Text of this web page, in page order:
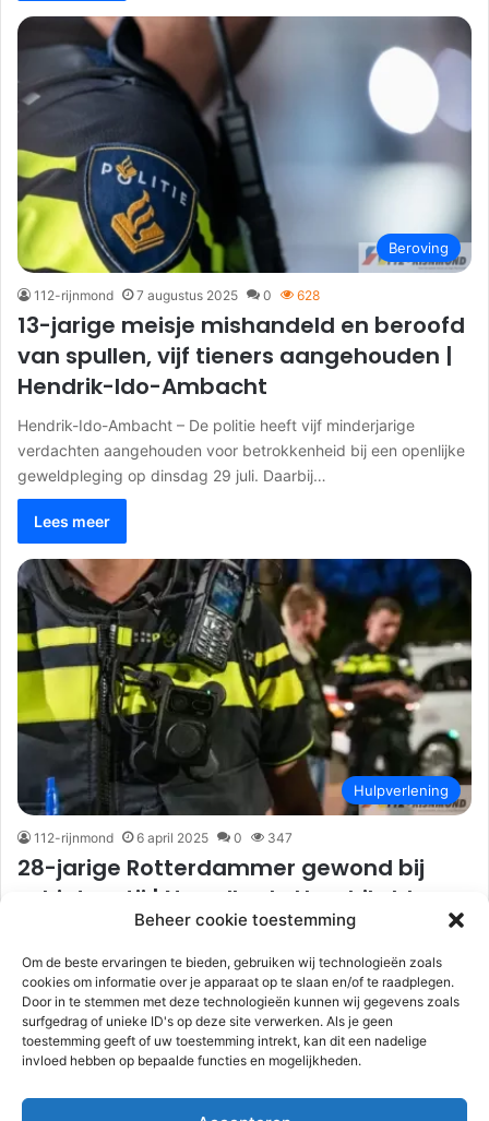
Beheer cookie toestemming
Om de beste ervaringen te bieden, gebruiken wij technologieën zoals
cookies om informatie over je apparaat op te slaan en/of te raadplegen.
Door in te stemmen met deze technologieën kunnen wij gegevens zoals
surfgedrag of unieke ID's op deze site verwerken. Als je geen
toestemming geeft of uw toestemming intrekt, kan dit een nadelige
invloed hebben op bepaalde functies en mogelijkheden.
Beroving
112-rijnmond 7 augustus 2025 0 628
13-jarige meisje mishandeld en beroofd
van spullen, vijf tieners aangehouden |
Hendrik-Ido-Ambacht
Hendrik-Ido-Ambacht – De politie heeft vijf minderjarige
verdachten aangehouden voor betrokkenheid bij een openlijke
geweldpleging op dinsdag 29 juli. Daarbij…
Lees meer
Hulpverlening
112-rijnmond 6 april 2025 0 347
28-jarige Rotterdammer gewond bij
schietpartij | Noordkade Hendrik-Ido-
Hendrik-Ido-Ambacht – Zaterdagavond 5 april heeft er een
schietincident plaatsgevonden op een parkeerplaats aan De
Noordkade. De melding dat er…
Lees meer